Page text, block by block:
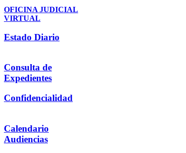
OFICINA JUDICIAL
VIRTUAL
Estado Diario
Consulta de
Expedientes
Confidencialidad
Calendario
Audiencias